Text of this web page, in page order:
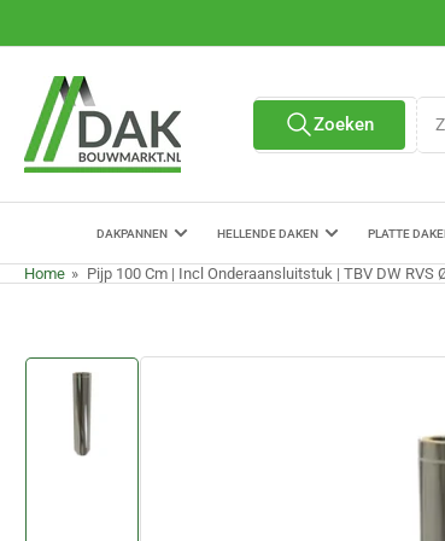
naar
content
Alle verkopers
Zoek
productenZoeken
DAKPANNEN HELLENDE DAKEN PLATTE
Home » Pijp 100 Cm | Incl Onderaansluitstuk | TBV DW RVS
Ga
productinformatie